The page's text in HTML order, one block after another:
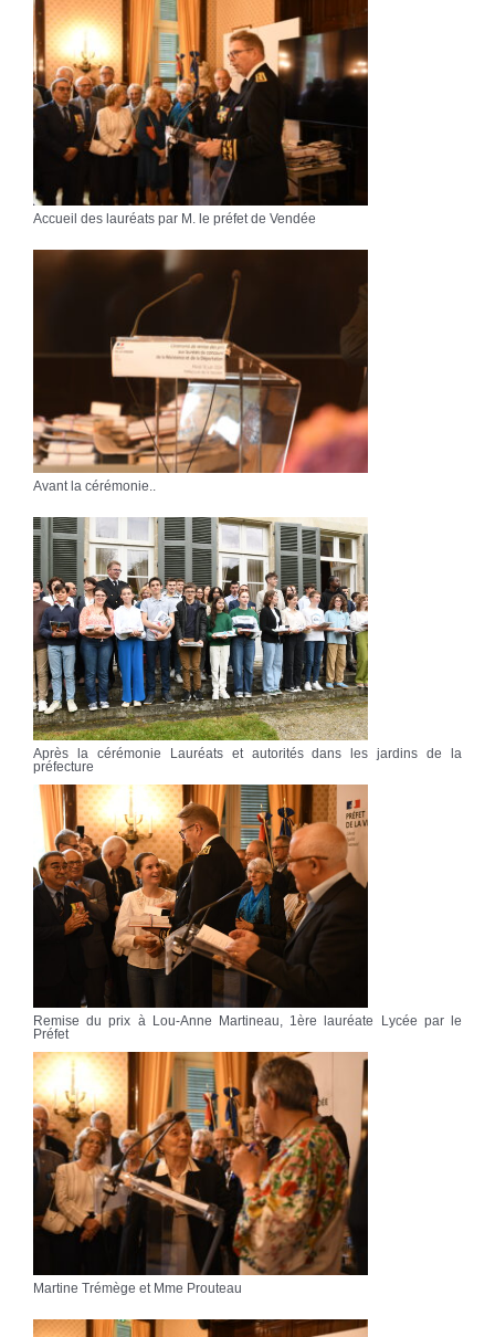
Accueil des lauréats par M. le préfet de Vendée
Avant la cérémonie..
Après la cérémonie Lauréats et autorités dans les jardins de la
préfecture
Remise du prix à Lou-Anne Martineau, 1ère lauréate Lycée par le
Préfet
Martine Trémège et Mme Prouteau